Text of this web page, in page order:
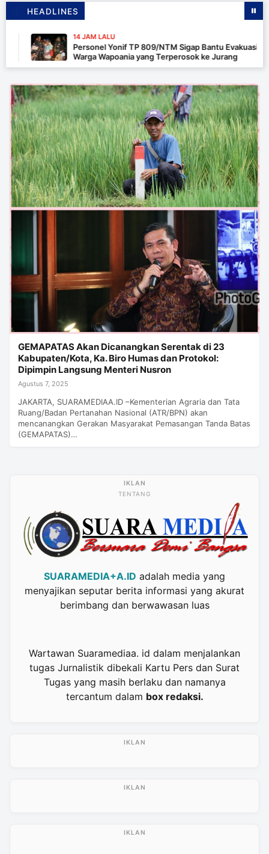
HEADLINES
14 JAM LALU
Personel Yonif TP 809/NTM Sigap Bantu Evakuasi
Warga Wapoania yang Terperosok ke Jurang
GEMAPATAS Akan Dicanangkan Serentak di 23
Kabupaten/Kota, Ka. Biro Humas dan Protokol:
Dipimpin Langsung Menteri Nusron
Agustus 7, 2025
JAKARTA, SUARAMEDIAA.ID –Kementerian Agraria dan Tata
Ruang/Badan Pertanahan Nasional (ATR/BPN) akan
mencanangkan Gerakan Masyarakat Pemasangan Tanda Batas
(GEMAPATAS)…
TENTANG
SUARAMEDIA+A.ID adalah media yang
menyajikan seputar berita informasi yang akurat
berimbang dan berwawasan luas
Wartawan Suaramediaa. id dalam menjalankan
tugas Jurnalistik dibekali Kartu Pers dan Surat
Tugas yang masih berlaku dan namanya
tercantum dalam box redaksi.